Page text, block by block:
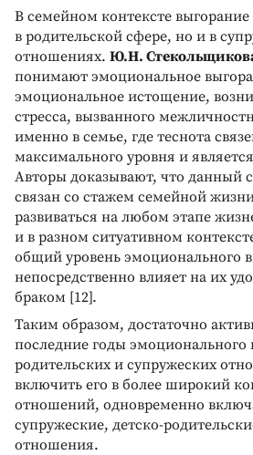
В семейном контексте выгорание
в родительской сфере, но и в
отношениях. Ю.Н.
понимают эмоциональное
эмоциональное истощение,
стресса, вызванного
именно в семье, где теснота
максимального уровня и
Авторы доказывают, что данный
связан со стажем семейной
развиваться на любом этапе
и в разном ситуативном
общий уровень эмоционального
непосредственно влияет на их
браком [12].
Таким образом, достаточно
последние годы эмоционального
родительских и супружеских
включить его в более широкий
отношений, одновременно
супружеские, детско-
отношения.